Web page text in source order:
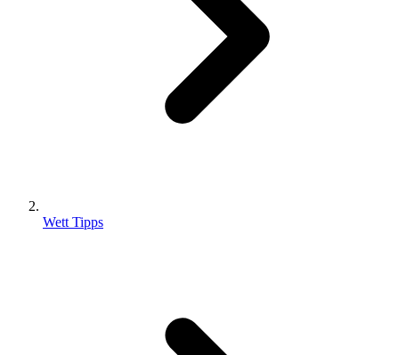
Wett Tipps